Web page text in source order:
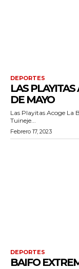
DEPORTES
LAS
DE MAYO
Las Playitas Acoge La
Tuineje...
Febrero 17, 2023
DEPORTES
BAIFO